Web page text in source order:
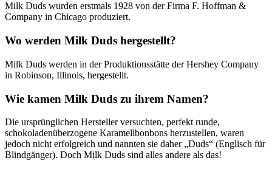
durch das umfangreiche Sortiment und entdecke deine neuen
Lieblingssüssigkeiten.
Milk Duds wurden erstmals 1928 von der Firma F. Hoffman &
Company in Chicago produziert.
Wo werden Milk Duds hergestellt?
Milk Duds werden in der Produktionsstätte der Hershey Company
in Robinson, Illinois, hergestellt.
Wie kamen Milk Duds zu ihrem Namen?
Die ursprünglichen Hersteller versuchten, perfekt runde,
schokoladenüberzogene Karamellbonbons herzustellen, waren
jedoch nicht erfolgreich und nannten sie daher „Duds“ (Englisch für
Blindgänger). Doch Milk Duds sind alles andere als das!